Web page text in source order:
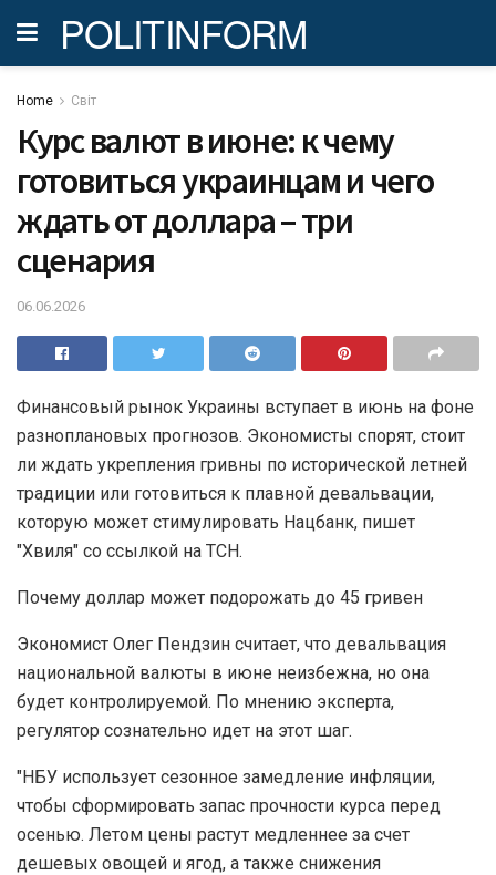
POLITINFORM
Home Світ
Курс валют в июне: к чему
готовиться украинцам и чего
ждать от доллара – три
сценария
06.06.2026
Финансовый рынок Украины вступает в июнь на фоне
разноплановых прогнозов. Экономисты спорят, стоит
ли ждать укрепления гривны по исторической летней
традиции или готовиться к плавной девальвации,
которую может стимулировать Нацбанк, пишет
"Хвиля" со ссылкой на ТСН.
Почему доллар может подорожать до 45 гривен
Экономист Олег Пендзин считает, что девальвация
национальной валюты в июне неизбежна, но она
будет контролируемой. По мнению эксперта,
регулятор сознательно идет на этот шаг.
"НБУ использует сезонное замедление инфляции,
чтобы сформировать запас прочности курса перед
осенью. Летом цены растут медленнее за счет
дешевых овощей и ягод, а также снижения